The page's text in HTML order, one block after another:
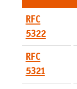
RFC
5322
RFC
5321